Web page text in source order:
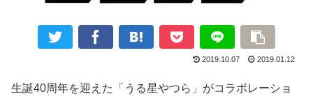
2019.10.07 2019.01.12
生誕40周年を迎えた「うる星やつら」がコラボレーショ